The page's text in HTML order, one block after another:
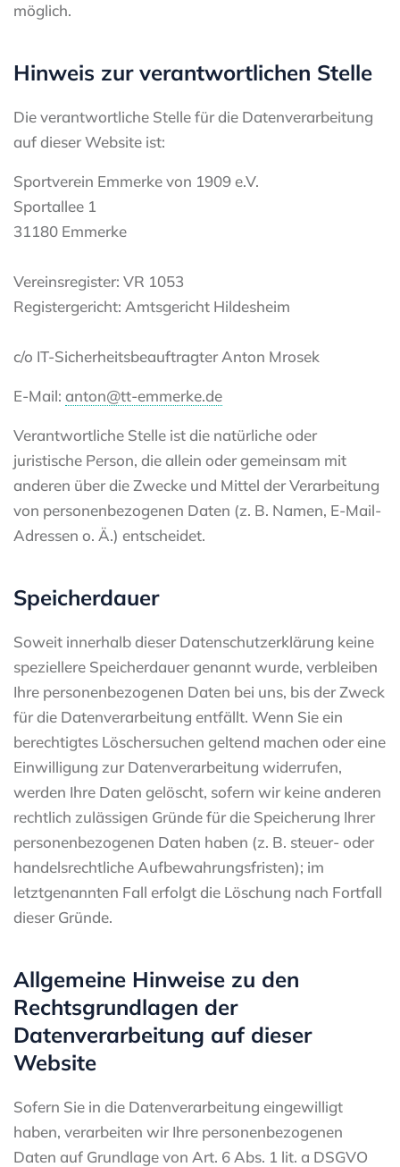
möglich.
Hinweis zur verantwortlichen Stelle
Die verantwortliche Stelle für die Datenverarbeitung
auf dieser Website ist:
Sportverein Emmerke von 1909 e.V.
Sportallee 1
31180 Emmerke
Vereinsregister: VR 1053
Registergericht: Amtsgericht Hildesheim
c/o IT-Sicherheitsbeauftragter Anton Mrosek
E-Mail: anton@tt-emmerke.de
Verantwortliche Stelle ist die natürliche oder
juristische Person, die allein oder gemeinsam mit
anderen über die Zwecke und Mittel der Verarbeitung
von personenbezogenen Daten (z. B. Namen, E-Mail-
Adressen o. Ä.) entscheidet.
Speicherdauer
Soweit innerhalb dieser Datenschutzerklärung keine
speziellere Speicherdauer genannt wurde, verbleiben
Ihre personenbezogenen Daten bei uns, bis der Zweck
für die Datenverarbeitung entfällt. Wenn Sie ein
berechtigtes Löschersuchen geltend machen oder eine
Einwilligung zur Datenverarbeitung widerrufen,
werden Ihre Daten gelöscht, sofern wir keine anderen
rechtlich zulässigen Gründe für die Speicherung Ihrer
personenbezogenen Daten haben (z. B. steuer- oder
handelsrechtliche Aufbewahrungsfristen); im
letztgenannten Fall erfolgt die Löschung nach Fortfall
dieser Gründe.
Allgemeine Hinweise zu den
Rechtsgrundlagen der
Datenverarbeitung auf dieser
Website
Sofern Sie in die Datenverarbeitung eingewilligt
haben, verarbeiten wir Ihre personenbezogenen
Daten auf Grundlage von Art. 6 Abs. 1 lit. a DSGVO